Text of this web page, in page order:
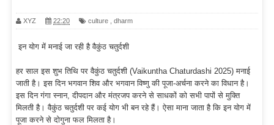
XYZ 22:20 culture dharm
इन योग में मनाई जा रही है वैकुंठ चतुर्दशी
हर साल इस शुभ तिथि पर वैकुंठ चतुर्दशी (Vaikuntha Chaturdashi 2025) मनाई
जाती है। इस दिन भगवान शिव और भगवान विष्णु की पूजा-अर्चना करने का विधान है।
इस दिन गंगा स्नान, दीपदान और मंत्रजप करने से साधकों को सभी पापों से मुक्ति
मिलती है। वैकुंठ चतुर्दशी पर कई योग भी बन रहे हैं। ऐसा माना जाता है कि इन योग में
पूजा करने से दोगुना फल मिलता है।